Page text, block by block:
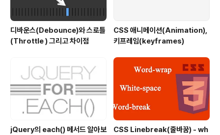
디바운스(Debounce)와 스로틀
(Throttle ) 그리고 차이점
CSS 애니메이션(Animation),
키프레임(keyframes)
jQuery의 each() 메서드 알아보
CSS Linebreak(줄바꿈) - wh